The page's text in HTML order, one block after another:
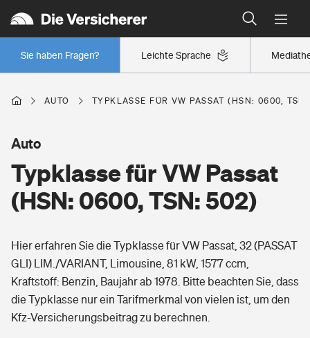
Leichte Sprache
Sie haben Fragen?
Wer versichert was: Jetzt Versicherer finden
Regionalklassen: So ist Ihre Region eingestuft
Wer versichert was: Jetzt Versicherer finden
Berufsunfähigkeitsversicherung
Erwerbsunfähigkeitsversicherung
Grundfähigkeitsversicherung
Arbeitsrechtsschutz
Berufshaftpflichtversicherung
Wohnen
Elementarversicherung
Freizeit
Pri­vate Haft­pflicht­
Gesundheit
AUTO TYPKLASSE FÜR VW PASSAT (HSN: 0600,
Typklasse für VW Passat
(HSN: 0600, TSN: 502)
Auto
Hier erfahren Sie die Typklasse für VW Passat, 32 (PASSAT
GLI) LIM./VARIANT, Limousine, 81 kW, 1577 ccm,
Kraftstoff: Benzin, Baujahr ab 1978. Bitte beachten Sie, dass
die Typklasse nur ein Tarifmerkmal von vielen ist, um den
Kfz-Versicherungsbeitrag zu berechnen.